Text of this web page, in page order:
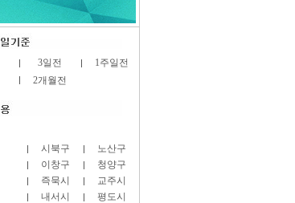
3일전
1주일전
2개월전
시북구
노산구
이창구
청양구
즉묵시
교주시
내서시
평도시